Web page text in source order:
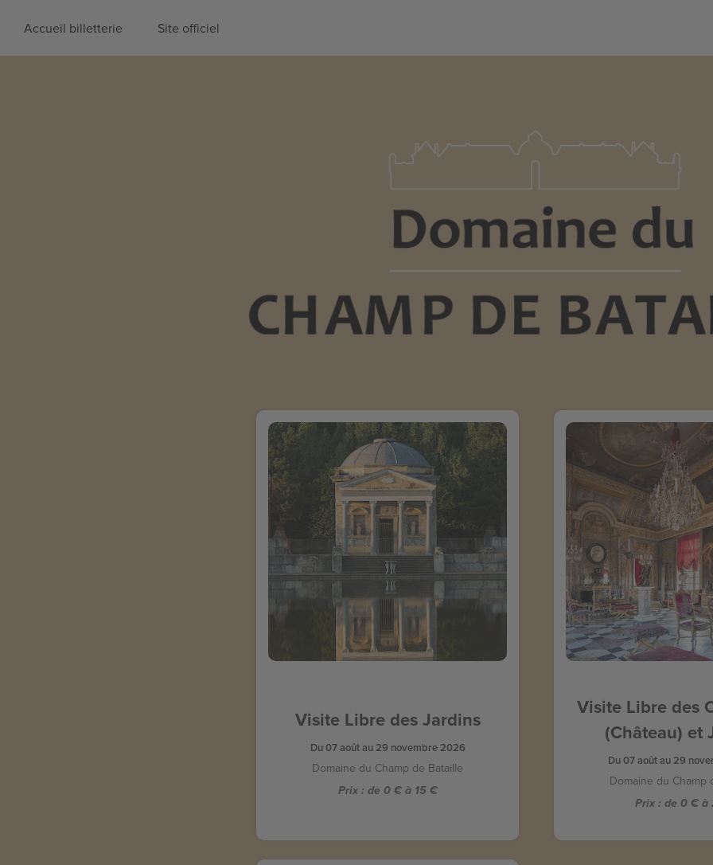
Accueil billetterie Site officiel
Visite Libre des Jardins
Du 07 août au 29 novembre 2026
Domaine du Champ de Bataille
Prix : de 0 € à 15
Visite Libre des
(Château) et
Du 07 août au 29
Domaine du Champ
Prix : de 0 €